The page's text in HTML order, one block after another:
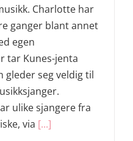
Charlotte har
ganger blant annet
egen
tar Kunes-jenta
gleder seg veldig til
ulike sjangere fra
via [...]